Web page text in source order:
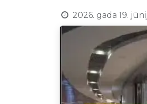
2026. gada 19.